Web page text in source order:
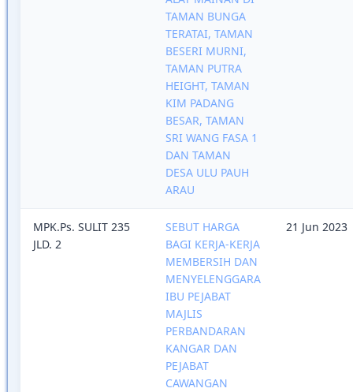
TAMAN BUNGA
TERATAI, TAMAN
BESERI MURNI,
TAMAN PUTRA
HEIGHT, TAMAN
KIM PADANG
BESAR, TAMAN
SRI WANG FASA 1
DAN TAMAN
DESA ULU PAUH
ARAU
MPK.Ps. SULIT 235
JLD. 2
SEBUT HARGA
BAGI KERJA-KERJA
MEMBERSIH DAN
MENYELENGGARA
IBU PEJABAT
MAJLIS
PERBANDARAN
KANGAR DAN
PEJABAT
CAWANGAN
21 Jun 2023